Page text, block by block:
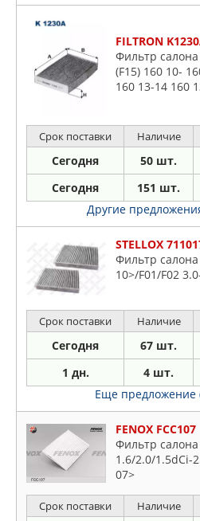
FILTRON
Фильтр салона
(F15) 160 10-
160 13-14 160
Срок поставки Наличие
Сегодня 50 шт.
Сегодня 151 шт.
Другие
STELLOX
Фильтр салона
10>/F01/F02
Срок поставки Наличие
Сегодня 67 шт.
1 дн. 4 шт.
Еще предложение
FENOX FCC107
Фильтр
1.6/2.0/1.5dCi-
07>
Срок поставки Наличие